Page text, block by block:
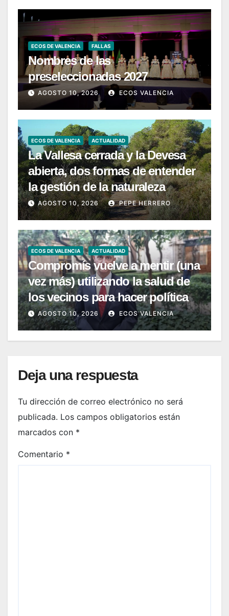
ECOS DE VALENCIA FALLAS
Nombres de las
preseleccionadas 2027
AGOSTO 10, 2026 ECOS VALENCIA
ECOS DE VALENCIA ACTUALIDAD
La Vallesa cerrada y la Devesa
abierta, dos formas de entender
la gestión de la naturaleza
AGOSTO 10, 2026 PEPE HERRERO
ECOS DE VALENCIA ACTUALIDAD
Compromís vuelve a mentir (una
vez más) utilizando la salud de
los vecinos para hacer política
AGOSTO 10, 2026 ECOS VALENCIA
Deja una respuesta
Tu dirección de correo electrónico no será
publicada. Los campos obligatorios están
marcados con *
Comentario *